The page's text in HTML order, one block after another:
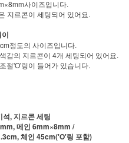
사이즈입니다.
지르콘이 세팅되어 있어요.
정도의 사이즈입니다.
감의 지르콘이 4개 세팅되어 있어요.
절'O'링이 들어가 있습니다.
, 지르콘 세팅
메인 6mm×8mm /
체인 45cm('O'링 포함)